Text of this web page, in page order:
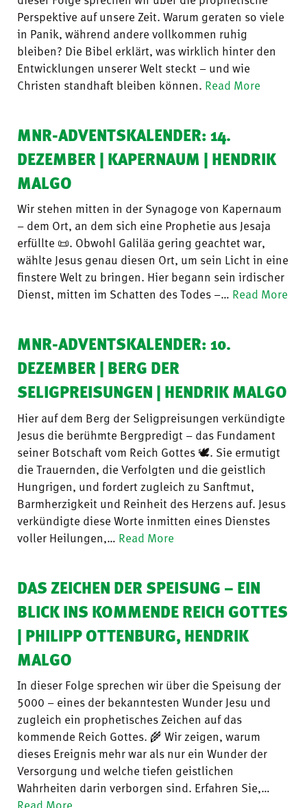
Perspektive auf unsere Zeit. Warum geraten so viele
in Panik, während andere vollkommen ruhig
bleiben? Die Bibel erklärt, was wirklich hinter den
Entwicklungen unserer Welt steckt – und wie
Christen standhaft bleiben können. Read More
MNR-ADVENTSKALENDER: 14.
DEZEMBER | KAPERNAUM | HENDRIK
MALGO
Wir stehen mitten in der Synagoge von Kapernaum
– dem Ort, an dem sich eine Prophetie aus Jesaja
erfüllte 📜. Obwohl Galiläa gering geachtet war,
wählte Jesus genau diesen Ort, um sein Licht in eine
finstere Welt zu bringen. Hier begann sein irdischer
Dienst, mitten im Schatten des Todes –… Read More
MNR-ADVENTSKALENDER: 10.
DEZEMBER | BERG DER
SELIGPREISUNGEN | HENDRIK MALGO
Hier auf dem Berg der Seligpreisungen verkündigte
Jesus die berühmte Bergpredigt – das Fundament
seiner Botschaft vom Reich Gottes 🕊️. Sie ermutigt
die Trauernden, die Verfolgten und die geistlich
Hungrigen, und fordert zugleich zu Sanftmut,
Barmherzigkeit und Reinheit des Herzens auf. Jesus
verkündigte diese Worte inmitten eines Dienstes
voller Heilungen,… Read More
DAS ZEICHEN DER SPEISUNG – EIN
BLICK INS KOMMENDE REICH GOTTES
| PHILIPP OTTENBURG, HENDRIK
MALGO
In dieser Folge sprechen wir über die Speisung der
5000 – eines der bekanntesten Wunder Jesu und
zugleich ein prophetisches Zeichen auf das
kommende Reich Gottes. 🌾 Wir zeigen, warum
dieses Ereignis mehr war als nur ein Wunder der
Versorgung und welche tiefen geistlichen
Wahrheiten darin verborgen sind. Erfahren Sie,…
Read More